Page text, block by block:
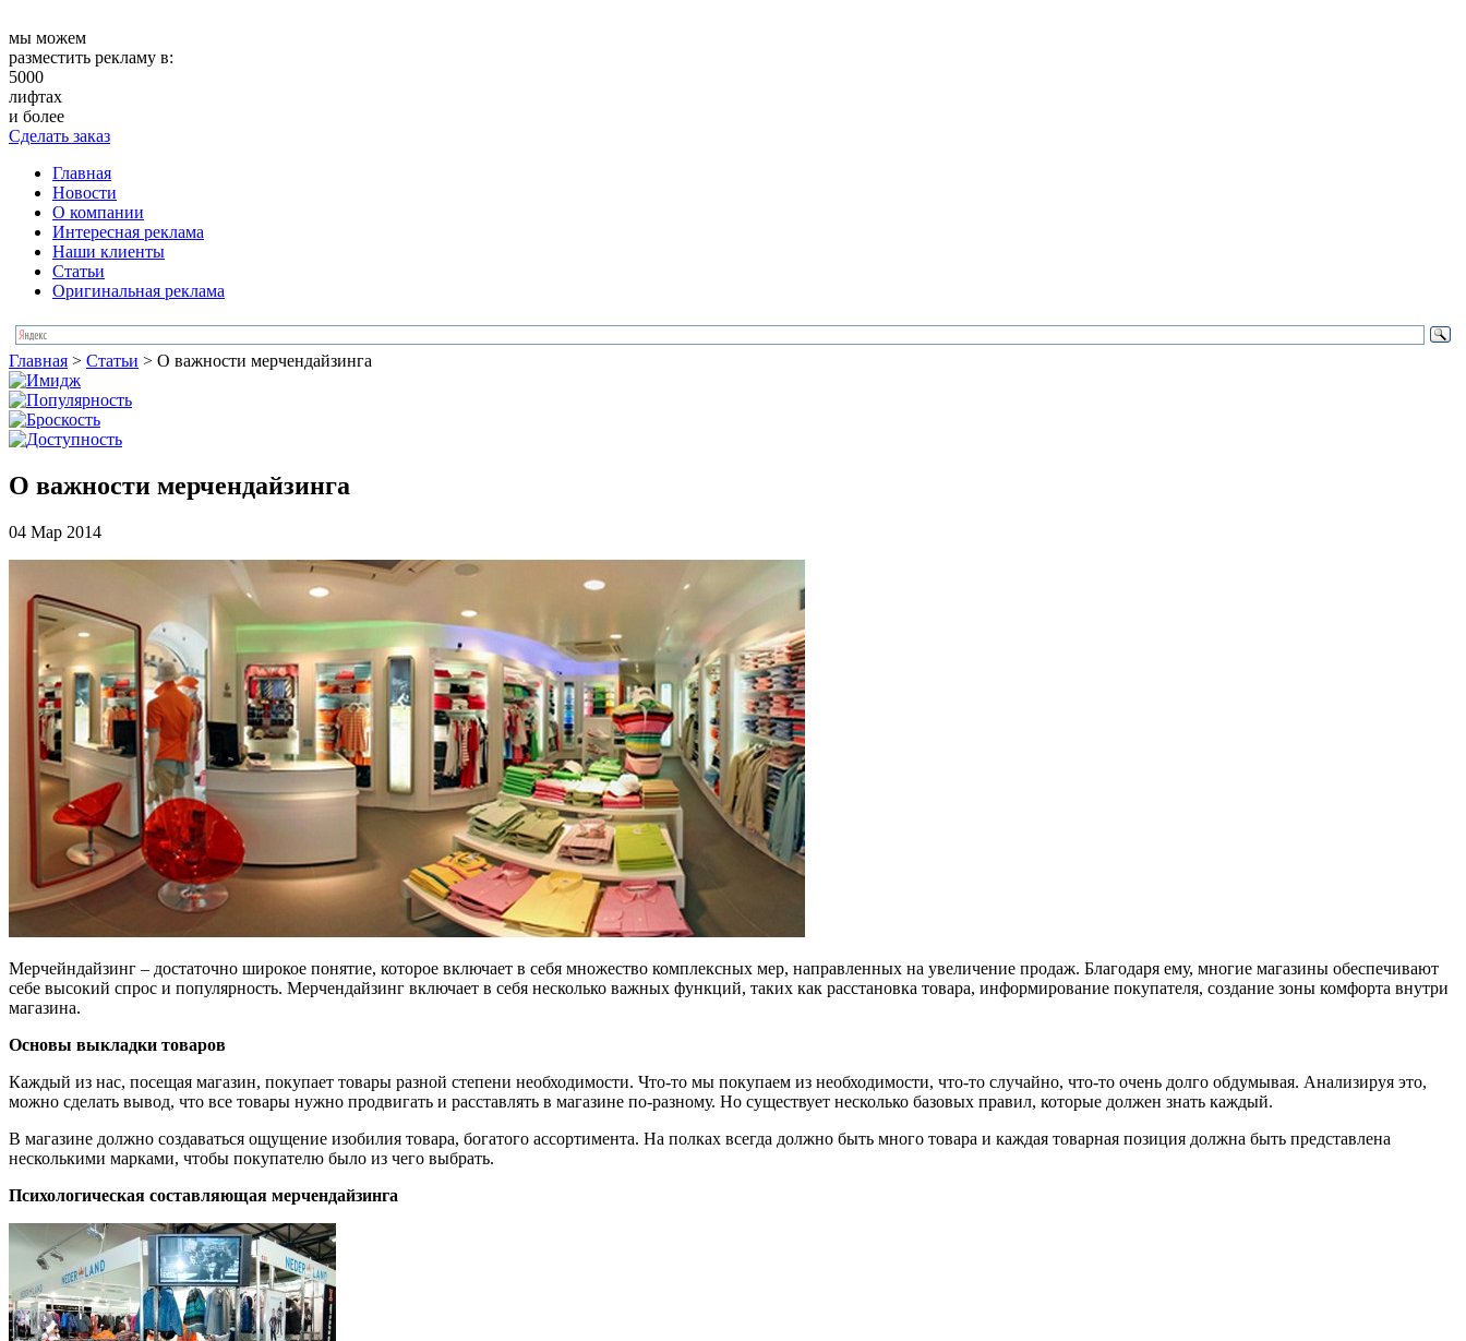
мы можем
разместить рекламу в:
5000
лифтах
и более
Сделать заказ
Главная
Новости
О компании
Интересная реклама
Наши клиенты
Статьи
Оригинальная реклама
Главная > Статьи > О важности мерчендайзинга
О важности мерчендайзинга
04 Мар 2014
Мерчейндайзинг – достаточно широкое понятие, которое включает в себя множество комплексных мер, направленных на увеличение продаж. Благодаря ему, многие магазины обеспечивают
себе высокий спрос и популярность. Мерчендайзинг включает в себя несколько важных функций, таких как расстановка товара, информирование покупателя, создание зоны комфорта внутри
магазина.
Основы выкладки товаров
Каждый из нас, посещая магазин, покупает товары разной степени необходимости. Что-то мы покупаем из необходимости, что-то случайно, что-то очень долго обдумывая. Анализируя это,
можно сделать вывод, что все товары нужно продвигать и расставлять в магазине по-разному. Но существует несколько базовых правил, которые должен знать каждый.
В магазине должно создаваться ощущение изобилия товара, богатого ассортимента. На полках всегда должно быть много товара и каждая товарная позиция должна быть представлена
несколькими марками, чтобы покупателю было из чего выбрать.
Психологическая составляющая мерчендайзинга